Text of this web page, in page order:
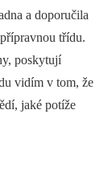
a doporučila
třídu.
poskytují
vidím v tom, že
jaké potíže